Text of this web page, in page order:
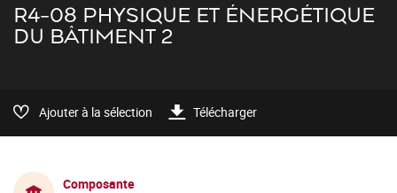
R4-08 PHYSIQUE ET ÉNERGÉTIQUE
DU BÂTIMENT 2
Ajouter à la sélection Télécharger
Composante